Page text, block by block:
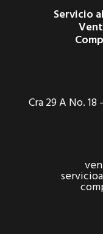
Servicio
Cra 29 A No.